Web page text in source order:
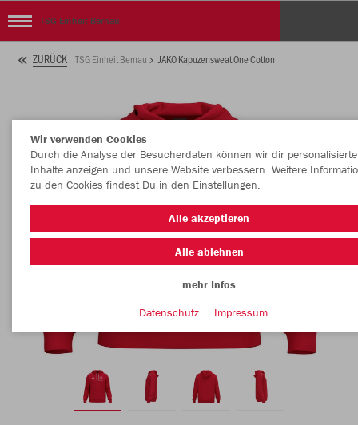
TSG Einheit Bernau
ZURÜCK TSG Einheit Bernau JAKO Kapuzensweat One Cotton
Wir verwenden Cookies
Durch die Analyse der Besucherdaten können wir dir personalisierte
Inhalte anzeigen und unsere Website verbessern. Weitere
zu den Cookies findest Du in den Einstellungen.
Alle akzeptieren
Alle ablehnen
mehr Infos
Datenschutz
Impressum